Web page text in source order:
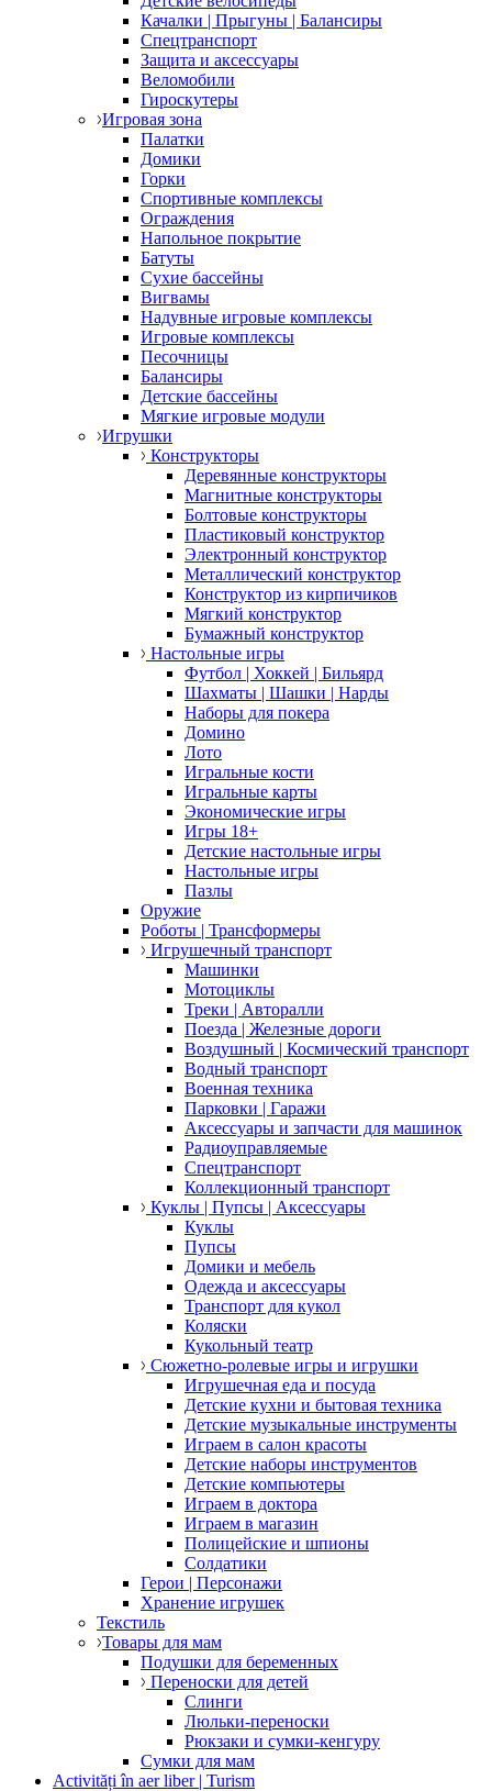
Качалки | Прыгуны | Балансиры
Спецтранспорт
Защита и аксессуары
Веломобили
Гироскутеры
Игровая зона
Палатки
Домики
Горки
Спортивные комплексы
Ограждения
Напольное покрытие
Батуты
Сухие бассейны
Вигвамы
Надувные игровые комплексы
Игровые комплексы
Песочницы
Балансиры
Детские бассейны
Мягкие игровые модули
Игрушки
Конструкторы
Деревянные конструкторы
Магнитные конструкторы
Болтовые конструкторы
Пластиковый конструктор
Электронный конструктор
Металлический конструктор
Конструктор из кирпичиков
Мягкий конструктор
Бумажный конструктор
Настольные игры
Футбол | Хоккей | Бильярд
Шахматы | Шашки | Нарды
Наборы для покера
Домино
Лото
Игральные кости
Игральные карты
Экономические игры
Игры 18+
Детские настольные игры
Настольные игры
Пазлы
Оружие
Роботы | Трансформеры
Игрушечный транспорт
Машинки
Мотоциклы
Треки | Авторалли
Поезда | Железные дороги
Воздушный | Космический транспорт
Водный транспорт
Военная техника
Парковки | Гаражи
Аксессуары и запчасти для машинок
Радиоуправляемые
Спецтранспорт
Коллекционный транспорт
Куклы | Пупсы | Аксессуары
Куклы
Пупсы
Домики и мебель
Одежда и аксессуары
Транспорт для кукол
Коляски
Кукольный театр
Сюжетно-ролевые игры и игрушки
Игрушечная еда и посуда
Детские кухни и бытовая техника
Детские музыкальные инструменты
Играем в салон красоты
Детские наборы инструментов
Детские компьютеры
Играем в доктора
Играем в магазин
Полицейские и шпионы
Солдатики
Герои | Персонажи
Хранение игрушек
Текстиль
Товары для мам
Подушки для беременных
Переноски для детей
Слинги
Люльки-переноски
Рюкзаки и сумки-кенгуру
Сумки для мам
Activități în aer liber | Turism